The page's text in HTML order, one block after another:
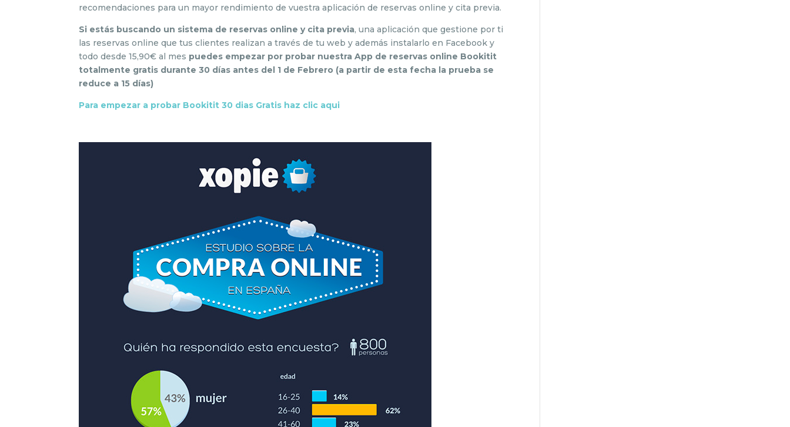
recomendaciones para un mayor rendimiento de vuestra aplicación de reservas online y cita previa.
Si estás buscando un sistema de reservas online y cita previa, una aplicación que gestione por ti
las reservas online que tus clientes realizan a través de tu web y además instalarlo en Facebook y
todo desde 15,90€ al mes puedes empezar por probar nuestra App de reservas online Bookitit
totalmente gratis durante 30 días antes del 1 de Febrero (a partir de esta fecha la prueba se
reduce a 15 días)
Para empezar a probar Bookitit 30 dias Gratis haz clic aqui